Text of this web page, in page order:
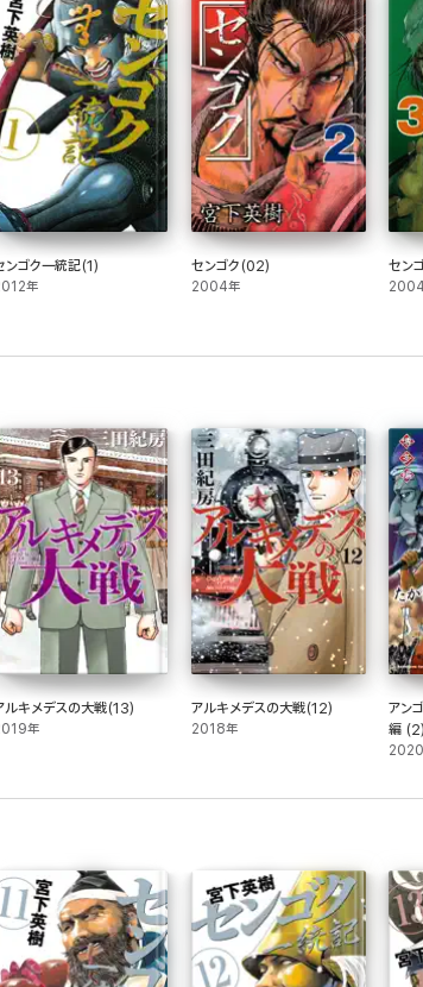
ンゴク一統記(1)
年
センゴク(02)
2004年
セン
ルキメデスの大戦(13)
年
アルキメデスの大戦(12)
2018年
アン
編 (2)